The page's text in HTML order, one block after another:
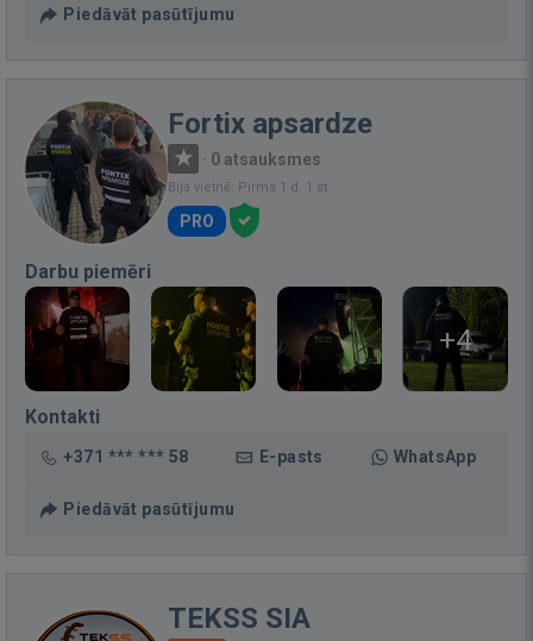
Piedāvāt pasūtījumu
Fortix apsardze
· 0 atsauksmes
Bija vietnē: Pirms 1 d. 1 st.
PRO
Darbu piemēri
+4
Kontakti
+371 *** *** 58 E-pasts WhatsApp
Piedāvāt pasūtījumu
TEKSS SIA